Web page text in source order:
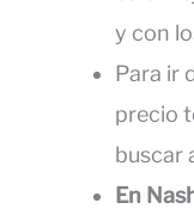
y con
Para ir
precio
buscar
En